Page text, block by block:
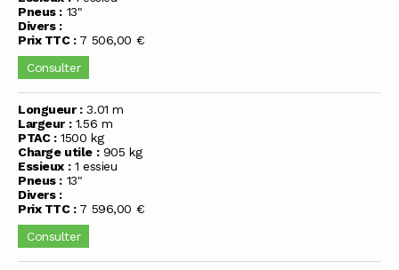
Pneus : 13"
Divers :
Prix TTC :7 506,00 €
Consulter
Longueur :3.01 m
Largeur :1.56 m
PTAC :1500 kg
Charge utile :905 kg
Essieux :1 essieu
Pneus : 13"
Divers :
Prix TTC :7 596,00 €
Consulter